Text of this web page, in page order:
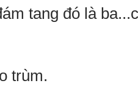
tang đó là
trùm.